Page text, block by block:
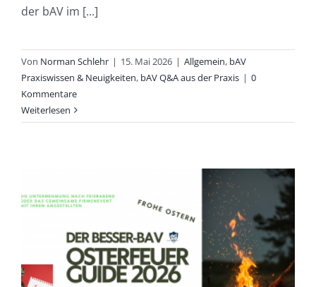
der bAV im [...]
Von Norman Schlehr | 15. Mai 2026 | Allgemein, bAV
Praxiswissen & Neuigkeiten, bAV Q&A aus der Praxis | 0
Kommentare
Weiterlesen